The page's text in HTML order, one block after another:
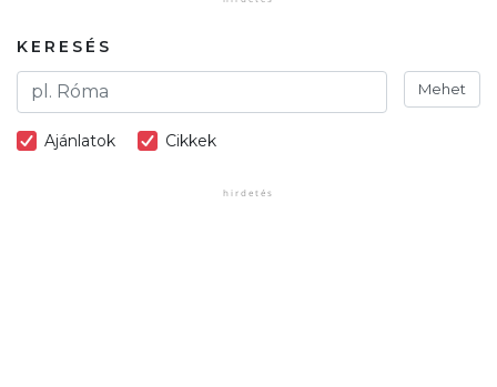
KERESÉS
Mehet
Ajánlatok Cikkek